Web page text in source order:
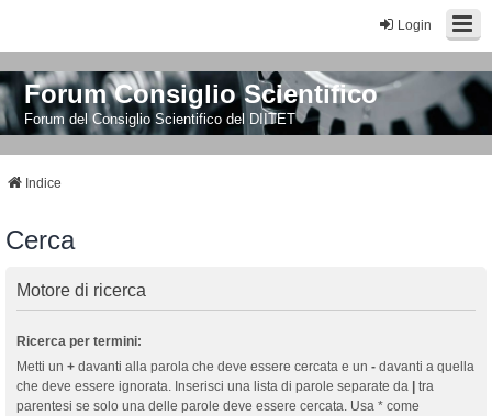
Login
Forum Consiglio Scientifico
Forum del Consiglio Scientifico del DIITET
Indice
Cerca
Motore di ricerca
Ricerca per termini:
Metti un + davanti alla parola che deve essere cercata e un - davanti a quella
che deve essere ignorata. Inserisci una lista di parole separate da
tra
parentesi se solo una delle parole deve essere cercata. Usa * come